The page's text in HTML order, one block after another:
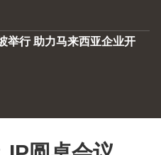
举行 助力马来西亚企业开